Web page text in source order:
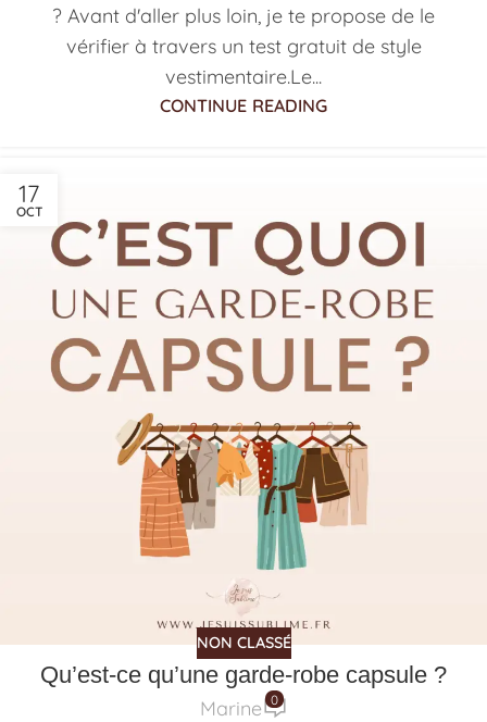
? Avant d'aller plus loin, je te propose de le
vérifier à travers un test gratuit de style
vestimentaire.Le...
CONTINUE READING
17
OCT
NON CLASSÉ
Qu’est-ce qu’une garde-robe capsule ?
Marine 0